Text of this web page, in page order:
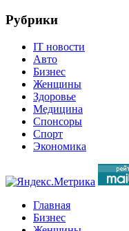
Рубрики
IT новости
Авто
Бизнес
Женщины
Здоровье
Медицина
Спонсоры
Спорт
Экономика
Главная
Бизнес